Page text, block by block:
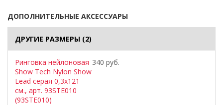
ДОПОЛНИТЕЛЬНЫЕ АКСЕССУАРЫ
ДРУГИЕ РАЗМЕРЫ (2)
Ринговка нейлоновая
Show Tech Nylon Show
Lead серая 0,3x121
cм., арт. 93STE010
(93STE010)
340 руб.